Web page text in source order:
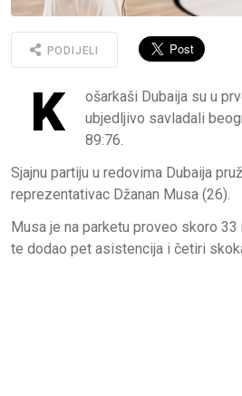
PODIJELI
K
ošarkaši Dubaija su u
ubjedljivo savladali
89:76.
Sjajnu partiju u redovima Dubaija
reprezentativac Džanan Musa (26).
Musa je na parketu proveo skoro
te dodao pet asistencija i četiri